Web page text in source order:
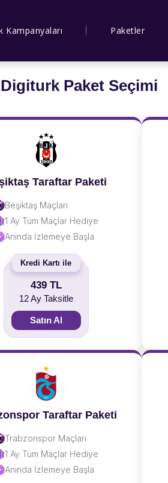
Kampanyaları Paketler
Paket Seçimi
Taraftar Paketi
Beşiktaş Maçları
1 Ay Tüm Maçlar Hediye
Anında İzlemeye Başla
Kredi Kartı ile
439 TL
12 Ay Taksitle
Satın Al
Taraftar Paketi
Trabzonspor Maçları
1 Ay Tüm Maçlar Hediye
Anında İzlemeye Başla